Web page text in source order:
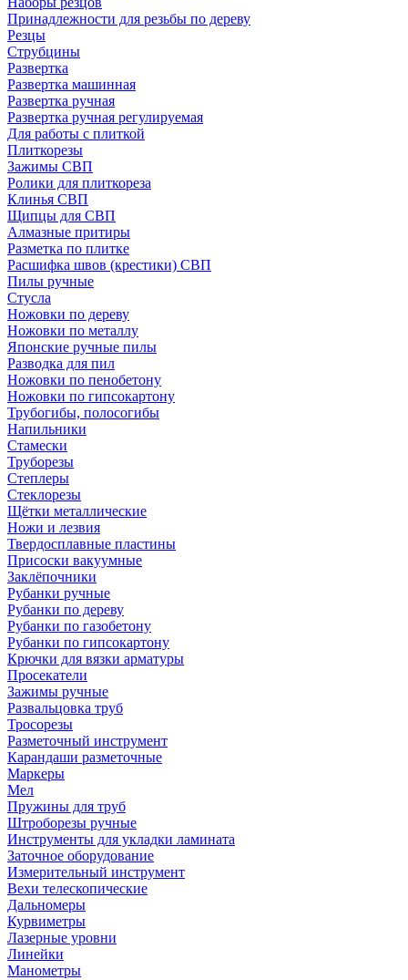
Принадлежности для резьбы по дереву
Резцы
Струбцины
Развертка
Развертка машинная
Развертка ручная
Развертка ручная регулируемая
Для работы с плиткой
Плиткорезы
Зажимы СВП
Ролики для плиткореза
Клинья СВП
Щипцы для СВП
Алмазные притиры
Разметка по плитке
Расшифка швов (крестики) СВП
Пилы ручные
Стусла
Ножовки по дереву
Ножовки по металлу
Японские ручные пилы
Разводка для пил
Ножовки по пенобетону
Ножовки по гипсокартону
Трубогибы, полосогибы
Напильники
Стамески
Труборезы
Степлеры
Стеклорезы
Щётки металлические
Ножи и лезвия
Твердосплавные пластины
Присоски вакуумные
Заклёпочники
Рубанки ручные
Рубанки по дереву
Рубанки по газобетону
Рубанки по гипсокартону
Крючки для вязки арматуры
Просекатели
Зажимы ручные
Развальцовка труб
Тросорезы
Разметочный инструмент
Карандаши разметочные
Маркеры
Мел
Пружины для труб
Штроборезы ручные
Инструменты для укладки ламината
Заточное оборудование
Измерительный инструмент
Вехи телескопические
Дальномеры
Курвиметры
Лазерные уровни
Линейки
Манометры